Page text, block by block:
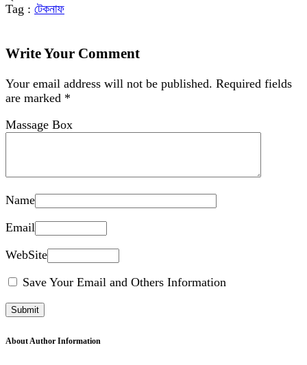
Tag : টেকনাফ
Write Your Comment
Your email address will not be published. Required fields
are marked *
Massage Box
Name
Email
WebSite
Save Your Email and Others Information
About Author Information